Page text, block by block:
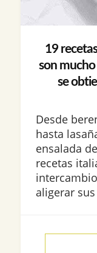
19
son mucho
se
Desde
hasta
ensalada
recetas
aligerar